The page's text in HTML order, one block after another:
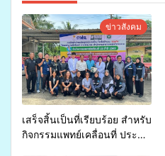
ข่าวสังคม
เสร็จสิ้นเป็นที่เรียบร้อย สำหรับ
กิจกรรมแพทย์เคลื่อนที่ ประจำ